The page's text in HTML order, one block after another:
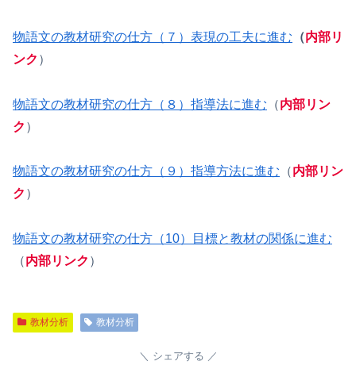
物語文の教材研究の仕方（７）表現の工夫に進む （内部リ
ンク ）
物語文の教材研究の仕方（８）指導法に進む （内部リン
ク ）
物語文の教材研究の仕方（９）指導方法に進む （内部リン
ク ）
物語文の教材研究の仕方（10）目標と教材の関係に進む
（内部リンク ）
教材分析 教材分析
シェアする